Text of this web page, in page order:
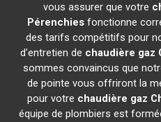
vous assurer que votre
Pérenchiesfonctionne
des tarifs compétitifs pour
d'entretien de chaudière gaz
sommes convaincus que
de pointe vous offriront la
pour votre chaudière gaz
équipe de plombiers est